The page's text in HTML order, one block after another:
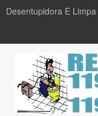
Desentupidora E